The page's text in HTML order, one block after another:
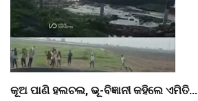
କୂଅ ପାଣି ହଲଚଲ, ଭୂ-ବିଜ୍ଞାନୀ କହିଲେ ଏମିତି...